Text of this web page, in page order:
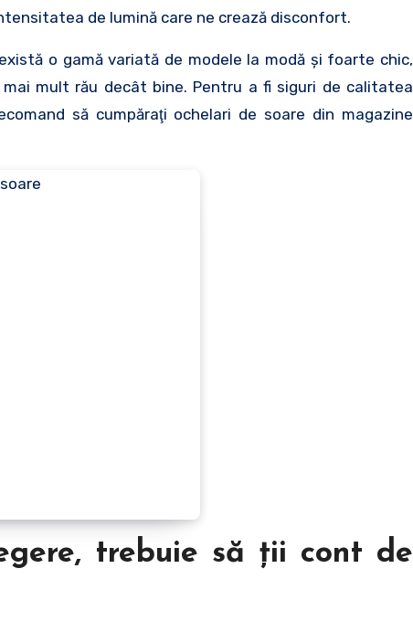
de lumină care ne crează disconfort.
o gamă variată de modele la modă şi foarte chic,
mult rău decât bine. Pentru a fi siguri de calitatea
să cumpăraţi ochelari de soare din magazine
trebuie să ţii cont de